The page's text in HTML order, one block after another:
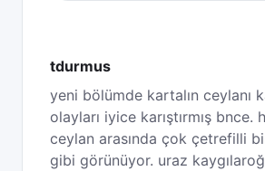
tdurmus
yeni bölümde kartalın ceylanı
olayları iyice karıştırmış bnce.
ceylan arasında çok çetrefilli
gibi görünüyor. uraz